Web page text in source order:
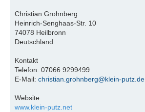
Christian Grohnberg
Heinrich-Senghaas-Str. 10
74078 Heilbronn
Deutschland
Kontakt
Telefon: 07066 9299499
E-Mail: christian.grohnberg@klein-putz.de
Website
www.klein-putz.net